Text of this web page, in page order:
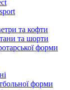
та кофти
та шорти
форми
форми